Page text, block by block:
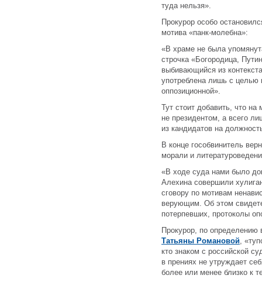
туда нельзя».
Прокурор особо
мотива «панк-молебна»:
«В храме не была
строчка «Богородица,
выбивающийся из
употреблена лишь с целью
оппозиционной».
Тут стоит добавить, что
не президентом, а всего
из кандидатов на
В конце гособвинитель
морали и
«В ходе суда нами было
Алехина совершили
сговору по мотивам
верующим. Об этом
потерпевших, протоколы
Прокурор, по определению
Татьяны Романовой,
кто знаком с российской
в прениях не утруждает
более или менее близко к